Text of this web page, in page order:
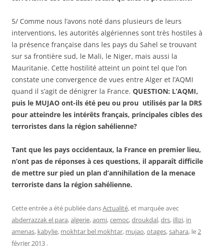
5/ Comme nous l’avons noté dans plusieurs de leurs
interventions, les autorités algériennes sont très hostiles à
la présence française dans les pays du Sahel se trouvant
sur sa frontière sud, le Mali, le Niger, mais aussi la
Mauritanie. Cette hostilité atteint un point tel que l’on
constate une convergence de vues entre Alger et l’AQMI
quand il s’agit de dénigrer la France. QUESTION: L’AQMI,
puis le MUJAO ont-ils été peu ou prou utilisés par la DRS
pour atteindre les intérêts français, principales cibles des
terroristes dans la région sahélienne?
Tant que les pays occidentaux, la France en premier lieu,
n’ont pas de réponses à ces questions, il apparaît difficile
de mettre sur pied un plan d’annihilation de la menace
terroriste dans la région sahélienne.
Cette entrée a été publiée dansActualité, et marquée avec
abderrazzak el para,algerie,aqmi,cemoc,droukdal,drs, illizi, in
amenas, kabylie, mokhtar bel mokhtar, mujao,otages,sahara, le2
février 2013 .